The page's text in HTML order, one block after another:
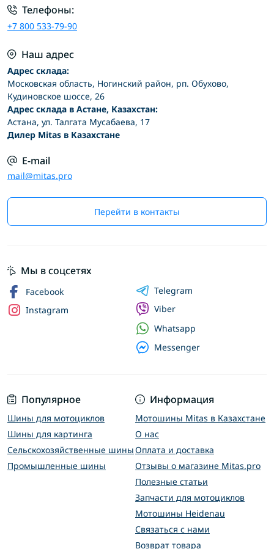
Телефоны:
+7 800 533-79-90
Наш адрес
Адрес склада:
Московская область, Ногинский район, рп. Обухово,
Кудиновское шоссе, 26
Адрес склада в Астане, Казахстан:
Астана, ул. Талгата Мусабаева, 17
Дилер Mitas в Казахстане
E-mail
mail@mitas.pro
Перейти в контакты
Популярное
Шины для мотоциклов
Шины для картинга
Сельскохозяйственные шины
Промышленные шины
Информация
Мотошины Mitas в Казахстане
О нас
Оплата и доставка
Отзывы о магазине Mitas.pro
Полезные статьи
Запчасти для мотоциклов
Мотошины Heidenau
Связаться с нами
Возврат товара
Мы в соцсетях
Facebook
Instagram
Telegram
Viber
Whatsapp
Messenger